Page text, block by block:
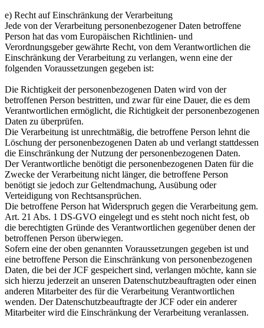
e) Recht auf Einschränkung der Verarbeitung
Jede von der Verarbeitung personenbezogener Daten betroffene
Person hat das vom Europäischen Richtlinien- und
Verordnungsgeber gewährte Recht, von dem Verantwortlichen die
Einschränkung der Verarbeitung zu verlangen, wenn eine der
folgenden Voraussetzungen gegeben ist:
Die Richtigkeit der personenbezogenen Daten wird von der
betroffenen Person bestritten, und zwar für eine Dauer, die es dem
Verantwortlichen ermöglicht, die Richtigkeit der personenbezogenen
Daten zu überprüfen.
Die Verarbeitung ist unrechtmäßig, die betroffene Person lehnt die
Löschung der personenbezogenen Daten ab und verlangt stattdessen
die Einschränkung der Nutzung der personenbezogenen Daten.
Der Verantwortliche benötigt die personenbezogenen Daten für die
Zwecke der Verarbeitung nicht länger, die betroffene Person
benötigt sie jedoch zur Geltendmachung, Ausübung oder
Verteidigung von Rechtsansprüchen.
Die betroffene Person hat Widerspruch gegen die Verarbeitung gem.
Art. 21 Abs. 1 DS-GVO eingelegt und es steht noch nicht fest, ob
die berechtigten Gründe des Verantwortlichen gegenüber denen der
betroffenen Person überwiegen.
Sofern eine der oben genannten Voraussetzungen gegeben ist und
eine betroffene Person die Einschränkung von personenbezogenen
Daten, die bei der JCF gespeichert sind, verlangen möchte, kann sie
sich hierzu jederzeit an unseren Datenschutzbeauftragten oder einen
anderen Mitarbeiter des für die Verarbeitung Verantwortlichen
wenden. Der Datenschutzbeauftragte der JCF oder ein anderer
Mitarbeiter wird die Einschränkung der Verarbeitung veranlassen.